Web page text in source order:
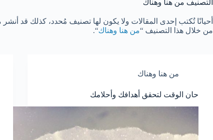
التصنيف من هنا وهناك
أحيانًا تُكتب إحدى المقالات ولا يكون لها تصنيف مُحدد، كذلك قد
من خلال هذا التصنيف “من هنا وهناك“.
من هنا وهناك
حان الوقت لتحقق أهدافك وأحلامك